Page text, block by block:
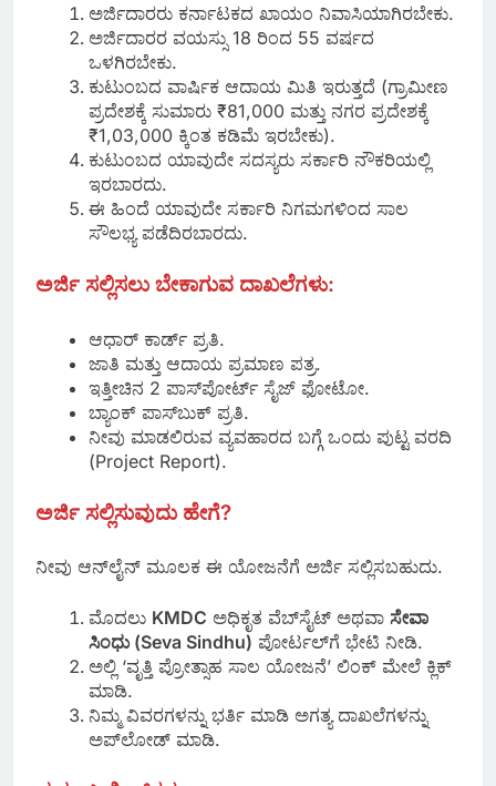
ಅರ್ಜಿದಾರರು ಕರ್ನಾಟಕದ ಖಾಯಂ ನಿವಾಸಿಯಾಗಿರಬೇಕು.
ಅರ್ಜಿದಾರರ ವಯಸ್ಸು 18 ರಿಂದ 55 ವರ್ಷದ
ಒಳಗಿರಬೇಕು.
ಕುಟುಂಬದ ವಾರ್ಷಿಕ ಆದಾಯ ಮಿತಿ ಇರುತ್ತದೆ (ಗ್ರಾಮೀಣ
ಪ್ರದೇಶಕ್ಕೆ ಸುಮಾರು ₹81,000 ಮತ್ತು ನಗರ ಪ್ರದೇಶಕ್ಕೆ
₹1,03,000 ಕ್ಕಿಂತ ಕಡಿಮೆ ಇರಬೇಕು).
ಕುಟುಂಬದ ಯಾವುದೇ ಸದಸ್ಯರು ಸರ್ಕಾರಿ ನೌಕರಿಯಲ್ಲಿ
ಇರಬಾರದು.
ಈ ಹಿಂದೆ ಯಾವುದೇ ಸರ್ಕಾರಿ ನಿಗಮಗಳಿಂದ ಸಾಲ
ಸೌಲಭ್ಯ ಪಡೆದಿರಬಾರದು.
ಅರ್ಜಿ ಸಲ್ಲಿಸಲು ಬೇಕಾಗುವ ದಾಖಲೆಗಳು:
ಆಧಾರ್ ಕಾರ್ಡ್‌ ಪ್ರತಿ.
ಜಾತಿ ಮತ್ತು ಆದಾಯ ಪ್ರಮಾಣ ಪತ್ರ.
ಇತ್ತೀಚಿನ 2 ಪಾಸ್‌ಪೋರ್ಟ್ ಸೈಜ್ ಫೋಟೋ.
ಬ್ಯಾಂಕ್ ಪಾಸ್‌ಬುಕ್ ಪ್ರತಿ.
ನೀವು ಮಾಡಲಿರುವ ವ್ಯವಹಾರದ ಬಗ್ಗೆ ಒಂದು ಪುಟ್ಟ ವರದಿ
(Project Report).
ಅರ್ಜಿ ಸಲ್ಲಿಸುವುದು ಹೇಗೆ?
ನೀವು ಆನ್‌ಲೈನ್ ಮೂಲಕ ಈ ಯೋಜನೆಗೆ ಅರ್ಜಿ ಸಲ್ಲಿಸಬಹುದು.
ಮೊದಲು KMDC ಅಧಿಕೃತ ವೆಬ್‌ಸೈಟ್ ಅಥವಾ ಸೇವಾ
ಸಿಂಧು (Seva Sindhu) ಪೋರ್ಟಲ್‌ಗೆ ಭೇಟಿ ನೀಡಿ.
ಅಲ್ಲಿ ‘ವೃತ್ತಿ ಪ್ರೋತ್ಸಾಹ ಸಾಲ ಯೋಜನೆ’ ಲಿಂಕ್ ಮೇಲೆ ಕ್ಲಿಕ್
ಮಾಡಿ.
ನಿಮ್ಮ ವಿವರಗಳನ್ನು ಭರ್ತಿ ಮಾಡಿ ಅಗತ್ಯ ದಾಖಲೆಗಳನ್ನು
ಅಪ್‌ಲೋಡ್ ಮಾಡಿ.